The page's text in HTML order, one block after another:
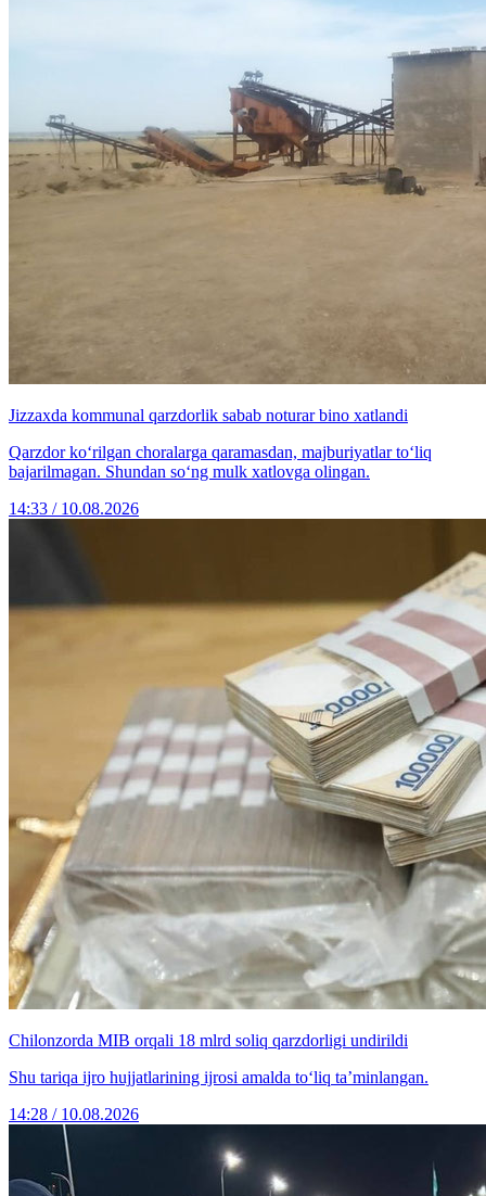
Jizzaxda kommunal qarzdorlik sabab noturar bino xatlandi
Qarzdor ko‘rilgan choralarga qaramasdan, majburiyatlar to‘liq
bajarilmagan. Shundan so‘ng mulk xatlovga olingan.
14:33 / 10.08.2026
Chilonzorda MIB orqali 18 mlrd soliq qarzdorligi undirildi
Shu tariqa ijro hujjatlarining ijrosi amalda to‘liq taʼminlangan.
14:28 / 10.08.2026